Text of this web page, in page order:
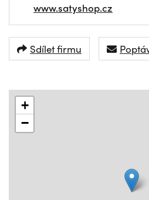
www.satyshop.cz
Sdílet firmu
+
−